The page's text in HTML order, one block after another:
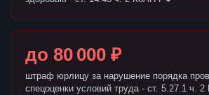
до 80 000 ₽
штраф юрлицу за нарушение порядка
спецоценки условий труда - ст. 5.27.1 ч.